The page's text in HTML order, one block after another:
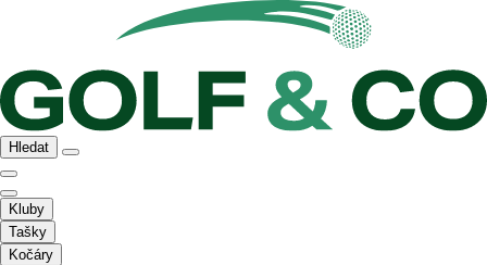
Hledat
Kluby
Tašky
Kočáry